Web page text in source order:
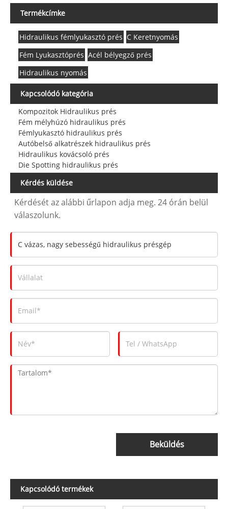
Termékcímke
Hidraulikus fémlyukasztó prés C Keretnyomás
Fém Lyukasztóprés Acél bélyegző prés
Hidraulikus nyomás
Kapcsolódó kategória
Kompozitok Hidraulikus prés
Fém mélyhúzó hidraulikus prés
Fémlyukasztó hidraulikus prés
Autóbelső alkatrészek hidraulikus prés
Hidraulikus kovácsoló prés
Die Spotting hidraulikus prés
Kérdés küldése
Kérdését az alábbi űrlapon adja meg. 24 órán belül
válaszolunk.
Beküldés
Kapcsolódó termékek